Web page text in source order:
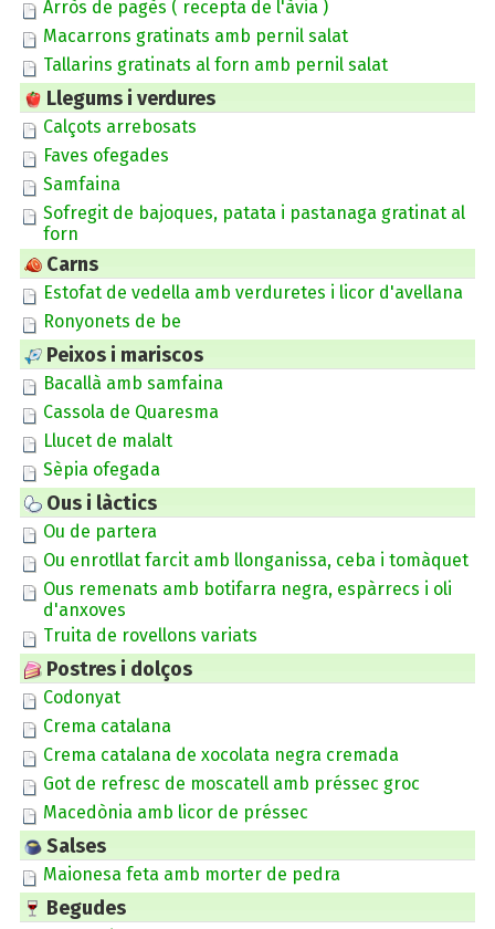
Arròs de pagès ( recepta de l'àvia )
Macarrons gratinats amb pernil salat
Tallarins gratinats al forn amb pernil salat
Llegums i verdures
Calçots arrebosats
Faves ofegades
Samfaina
Sofregit de bajoques, patata i pastanaga gratinat al
forn
Carns
Estofat de vedella amb verduretes i licor d'avellana
Ronyonets de be
Peixos i mariscos
Bacallà amb samfaina
Cassola de Quaresma
Llucet de malalt
Sèpia ofegada
Ous i làctics
Ou de partera
Ou enrotllat farcit amb llonganissa, ceba i tomàquet
Ous remenats amb botifarra negra, espàrrecs i oli
d'anxoves
Truita de rovellons variats
Postres i dolços
Codonyat
Crema catalana
Crema catalana de xocolata negra cremada
Got de refresc de moscatell amb préssec groc
Macedònia amb licor de préssec
Salses
Maionesa feta amb morter de pedra
Begudes